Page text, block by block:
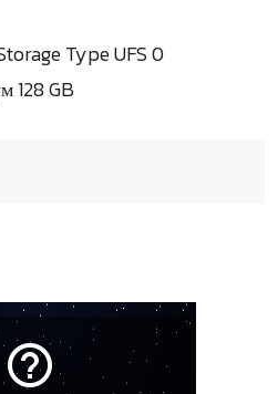
Type UFS 0
128 GB
help_outline